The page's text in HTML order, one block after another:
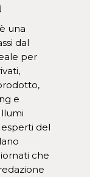
una
dal
per
e
del
che